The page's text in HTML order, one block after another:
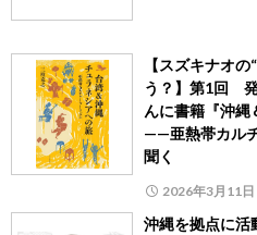
【スズキナオ
う？】第1回
んに書籍『沖縄
——亜熱帯カル
聞く
2026年3月11日
沖縄を拠点に活